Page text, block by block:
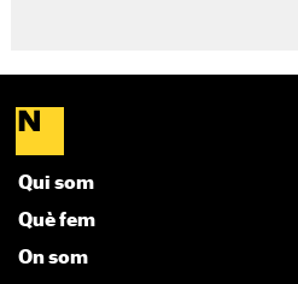
Qui som
Què fem
On som